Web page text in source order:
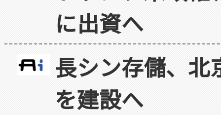
に出資へ
長シン存儲、北
を建設へ